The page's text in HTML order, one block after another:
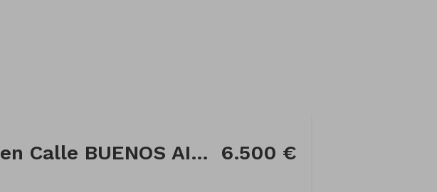
Garaje en Calle BUENOS AIRES 6.500 €